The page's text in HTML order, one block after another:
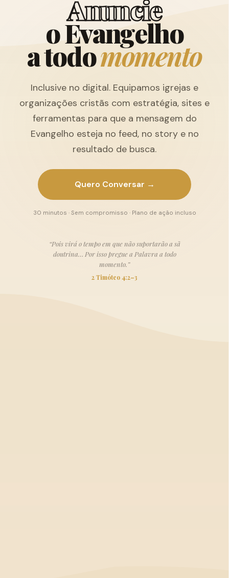
Anuncie
oEvangelho
atodomomento
Inclusive no digital. Equipamos igrejas e
organizações cristãs com estratégia, sites e
ferramentas para que a mensagem do
Evangelho esteja no feed, no story e no
resultado de busca.
Quero Conversar →
30 minutos · Sem compromisso · Plano de ação incluso
“Pois virá o tempo em que não suportarão a sã
doutrina… Por isso pregue a Palavra a todo
momento.”
2 Timóteo 4:2–3